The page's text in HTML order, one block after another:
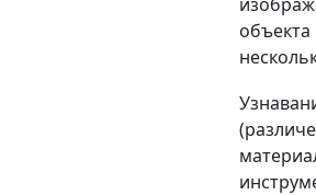
объекта